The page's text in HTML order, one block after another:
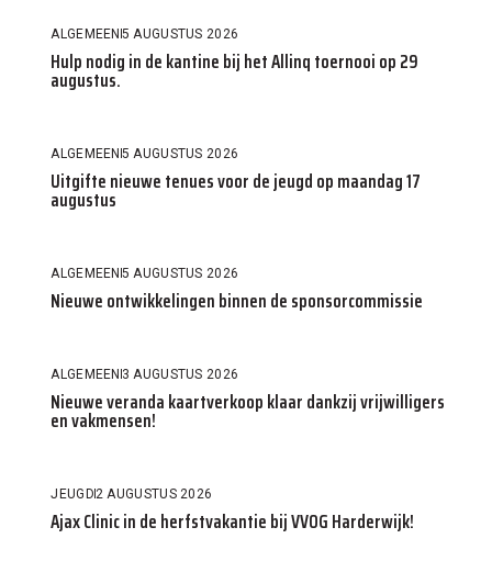
ALGEMEEN5 AUGUSTUS 2026
Hulp nodig in de kantine bij het Allinq toernooi op 29
augustus.
ALGEMEEN5 AUGUSTUS 2026
Uitgifte nieuwe tenues voor de jeugd op maandag 17
augustus
ALGEMEEN5 AUGUSTUS 2026
Nieuwe ontwikkelingen binnen de sponsorcommissie
ALGEMEEN3 AUGUSTUS 2026
Nieuwe veranda kaartverkoop klaar dankzij vrijwilligers
en vakmensen!
JEUGD2 AUGUSTUS 2026
Ajax Clinic in de herfstvakantie bij VVOG Harderwijk!